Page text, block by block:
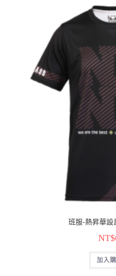
班服-熱昇華設
NT$
加入